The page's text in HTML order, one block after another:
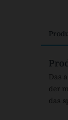
Das
der
das